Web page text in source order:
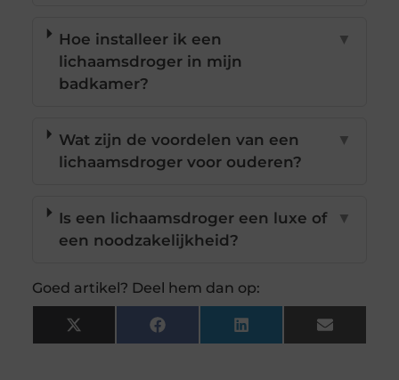
Hoe installeer ik een
lichaamsdroger in mijn
badkamer?
▼
Wat zijn de voordelen van een
lichaamsdroger voor ouderen?
▼
Is een lichaamsdroger een luxe of
een noodzakelijkheid?
▼
Goed artikel? Deel hem dan op:
X
(Twitter)
Facebook LinkedIn Email